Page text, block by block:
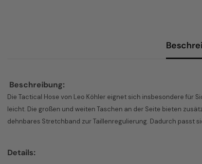
Beschreibung:
Die Tactical Hose von Leo Köhler eignet sich insbesondere für
leicht. Die großen und weiten Taschen an der Seite bieten
dehnbares Stretchband zur Taillenregulierung. Dadurch passt
Details: